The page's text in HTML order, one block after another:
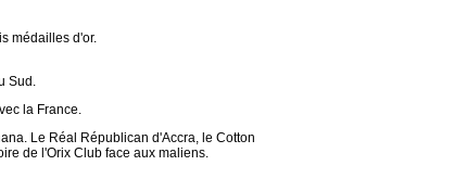
médailles d'or.
Sud.
la France.
Le Réal Républican d'Accra, le Cotton
de l'Orix Club face aux maliens.